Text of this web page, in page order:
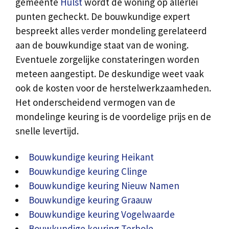
punten gecheckt. De bouwkundige expert
bespreekt alles verder mondeling gerelateerd
aan de bouwkundige staat van de woning.
Eventuele zorgelijke constateringen worden
meteen aangestipt. De deskundige weet vaak
ook de kosten voor de herstelwerkzaamheden.
Het onderscheidend vermogen van de
mondelinge keuring is de voordelige prijs en de
snelle levertijd.
Bouwkundige keuring Heikant
Bouwkundige keuring Clinge
Bouwkundige keuring Nieuw Namen
Bouwkundige keuring Graauw
Bouwkundige keuring Vogelwaarde